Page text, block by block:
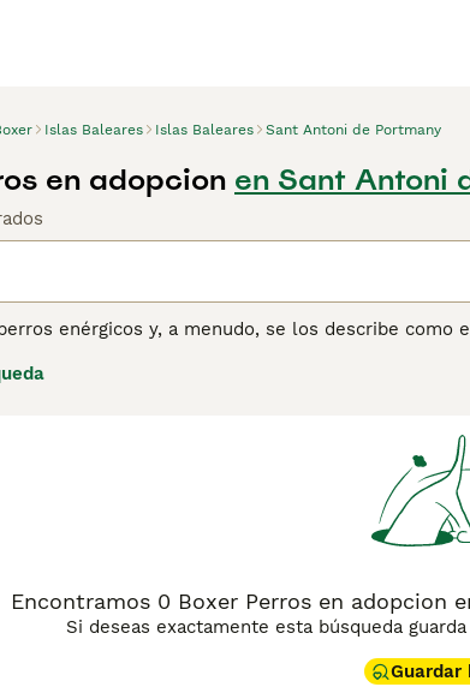
Islas Baleares Islas Baleares Sant Antoni de Portmany
en adopcion en Sant Antoni
enérgicos y, a menudo, se los describe
leales y el hecho de que sean tan extrovertidos
para obtener
Encontramos 0 Boxer Perros en adopcion
Si deseas exactamente esta búsqueda
Guardar